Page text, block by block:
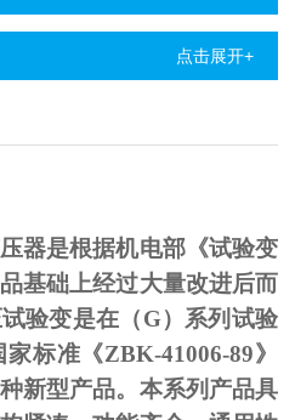
点击展开+
器是根据机电部《试验变
基础上经过大量改进后而
验变是在（G）系列试验
家标准《ZBK-41006-89》
新型产品。本系列产品具